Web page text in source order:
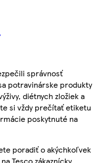
správnosť
potravinárske produkty
diétnych zložiek a
si vždy prečítať etiketu
poskytnuté na
poradiť o akýchkoľvek